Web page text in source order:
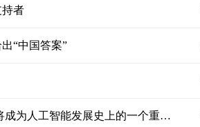
者
“中国答案”
独家视频丨习近平：世界人工智能合作组织在上海应运而生 将成为人工智能发展史上的一个重要里程碑